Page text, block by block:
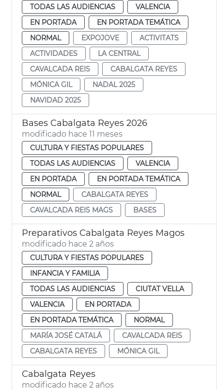
TODAS LAS AUDIENCIAS
VALENCIA
EN PORTADA
EN PORTADA TEMÁTICA
NORMAL
EXPOJOVE
ACTIVITATS
ACTIVIDADES
LA CENTRAL
CAVALCADA REIS
CABALGATA REYES
MÓNICA GIL
NADAL 2025
NAVIDAD 2025
Bases Cabalgata Reyes 2026
modificado hace 11 meses
CULTURA Y FIESTAS POPULARES
TODAS LAS AUDIENCIAS
VALENCIA
EN PORTADA
EN PORTADA TEMÁTICA
NORMAL
CABALGATA REYES
CAVALCADA REIS MAGS
BASES
Preparativos Cabalgata Reyes Magos
modificado hace 2 años
CULTURA Y FIESTAS POPULARES
INFANCIA Y FAMILIA
TODAS LAS AUDIENCIAS
CIUTAT VELLA
VALENCIA
EN PORTADA
EN PORTADA TEMÁTICA
NORMAL
MARÍA JOSÉ CATALÁ
CAVALCADA REIS
CABALGATA REYES
MÓNICA GIL
Cabalgata Reyes
modificado hace 2 años